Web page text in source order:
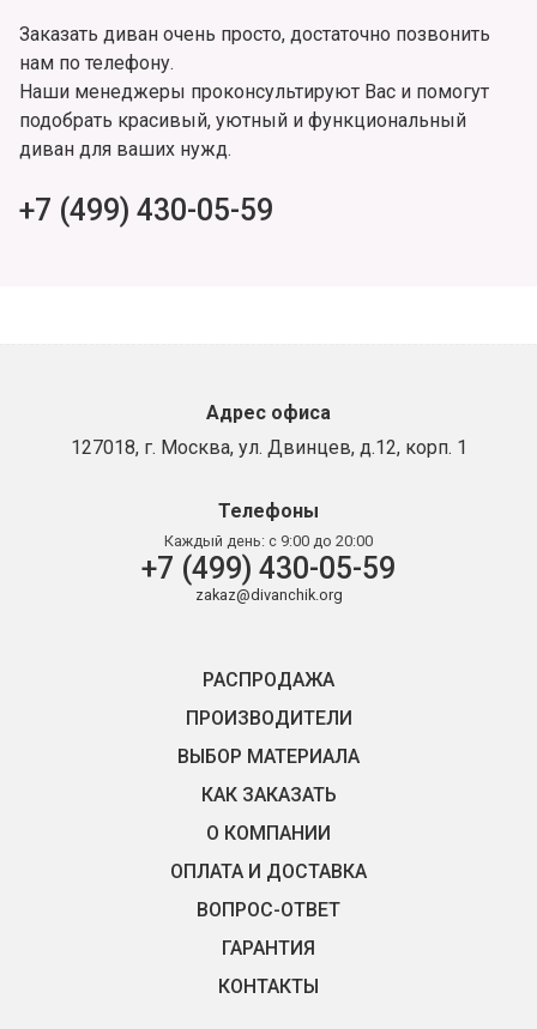
Заказать диван очень просто, достаточно позвонить
нам по телефону.
Наши менеджеры проконсультируют Вас и помогут
подобрать красивый, уютный и функциональный
диван для ваших нужд.
+7 (499) 430-05-59
Адрес офиса
127018, г. Москва, ул. Двинцев, д.12, корп. 1
Телефоны
Каждый день: с 9:00 до 20:00
+7 (499) 430-05-59
zakaz@divanchik.org
РАСПРОДАЖА
ПРОИЗВОДИТЕЛИ
ВЫБОР МАТЕРИАЛА
КАК ЗАКАЗАТЬ
О КОМПАНИИ
ОПЛАТА И ДОСТАВКА
ВОПРОС-ОТВЕТ
ГАРАНТИЯ
КОНТАКТЫ